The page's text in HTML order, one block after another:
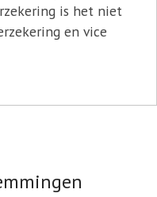
is het niet
en vice